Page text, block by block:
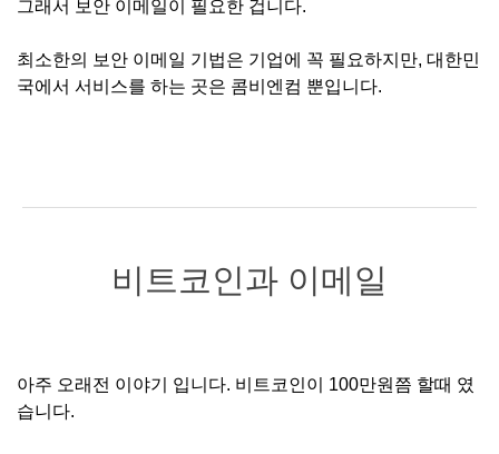
그래서 보안 이메일이 필요한 겁니다.
최소한의 보안 이메일 기법은 기업에 꼭 필요하지만, 대한민
국에서 서비스를 하는 곳은 콤비엔컴 뿐입니다.
비트코인과 이메일
아주 오래전 이야기 입니다. 비트코인이 100만원쯤 할때 였
습니다.